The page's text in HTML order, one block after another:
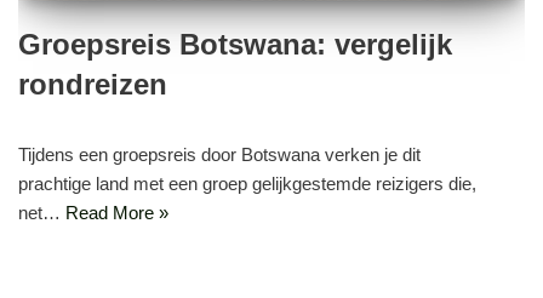
Groepsreis Botswana: vergelijk
rondreizen
Tijdens een groepsreis door Botswana verken je dit
prachtige land met een groep gelijkgestemde reizigers die,
net… Read More »